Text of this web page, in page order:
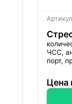
ЧСС,
порт,
Цена